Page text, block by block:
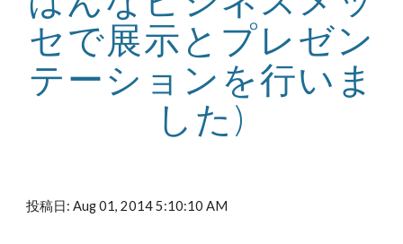
セで展示とプレゼン
テーションを行いま
した)
投稿日: Aug 01, 2014 5:10:10 AM